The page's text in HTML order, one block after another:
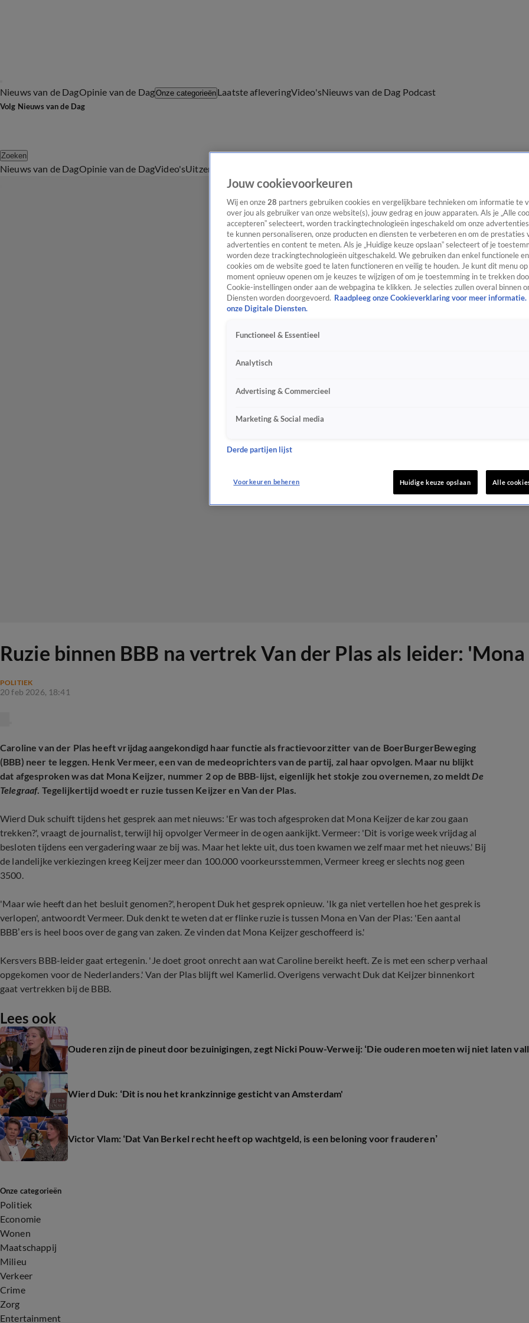
Nieuws van de DagOpinie van de DagOnze categorieën Laatste afleveringVideo'sNieuws van de Dag Podcast
Volg Nieuws van de Dag
Zoeken
Nieuws van de DagOpinie van de DagVideo'sUitzendingen
Ruzie binnen BBB na vertrek Van der Plas als leider:
POLITIEK
20 feb 2026, 18:41
Caroline van der Plas heeft vrijdag aangekondigd haar functie als fractievoorzitter van de BoerBurgerBeweging
(BBB) neer te leggen. Henk Vermeer, een van de medeoprichters van de partij, zal haar opvolgen. Maar nu blijkt
dat afgesproken was dat Mona Keijzer, nummer 2 op de BBB-lijst, eigenlijk het stokje zou overnemen, zo meldtDe
Telegraaf. Tegelijkertijd woedt er ruzie tussen Keijzer en Van der Plas.
Wierd Duk schuift tijdens het gesprek aan met nieuws: 'Er was toch afgesproken dat Mona Keijzer de kar zou gaan
trekken?', vraagt de journalist, terwijl hij opvolger Vermeer in de ogen aankijkt. Vermeer: 'Dit is vorige week vrijdag al
besloten tijdens een vergadering waar ze bij was. Maar het lekte uit, dus toen kwamen we zelf maar met het nieuws.' Bij
de landelijke verkiezingen kreeg Keijzer meer dan 100.000 voorkeursstemmen, Vermeer kreeg er slechts nog geen
3500.
'Maar wie heeft dan het besluit genomen?', heropent Duk het gesprek opnieuw. 'Ik ga niet vertellen hoe het gesprek is
verlopen', antwoordt Vermeer. Duk denkt te weten dat er flinke ruzie is tussen Mona en Van der Plas: 'Een aantal
BBB’ers is heel boos over de gang van zaken. Ze vinden dat Mona Keijzer geschoffeerd is.'
Kersvers BBB-leider gaat ertegenin. 'Je doet groot onrecht aan wat Caroline bereikt heeft. Ze is met een scherp verhaal
opgekomen voor de Nederlanders.' Van der Plas blijft wel Kamerlid. Overigens verwacht Duk dat Keijzer binnenkort
gaat vertrekken bij de BBB.
Lees ook
Ouderen zijn de pineut door bezuinigingen, zegt Nicki Pouw-Verweij: ‘Die ouderen moeten wij niet laten
Wierd Duk: ‘Dit is nou het krankzinnige gesticht van Amsterdam'
Victor Vlam: ‘Dat Van Berkel recht heeft op wachtgeld, is een beloning voor frauderen’
Onze categorieën
Politiek
Economie
Wonen
Maatschappij
Milieu
Verkeer
Crime
Zorg
Entertainment
Jouw cookievoorkeuren
Wij en onze 28 partners gebruiken cookies en vergelijkbare technieken om informatie te
over jou als gebruiker van onze website(s), jouw gedrag en jouw apparaten. Als je „Alle
accepteren” selecteert, worden trackingtechnologieën ingeschakeld om onze
te kunnen personaliseren, onze producten en diensten te verbeteren en om de prestaties
advertenties en content te meten. Als je „Huidige keuze opslaan” selecteert of je
worden deze trackingtechnologieën uitgeschakeld. We gebruiken dan enkel functionele
cookies om de website goed te laten functioneren en veilig te houden. Je kunt dit menu
moment opnieuw openen om je keuzes te wijzigen of om je toestemming in te trekken
Cookie-instellingen onder aan de webpagina te klikken. Je selecties zullen overal binnen
Diensten worden doorgevoerd. Raadpleeg onze Cookieverklaring voor meer informatie.
onze Digitale Diensten.
Functioneel & Essentieel
Analytisch
Advertising & Commercieel
Marketing & Social media
Derde partijen lijst
Voorkeuren beheren Huidige keuze opslaan Alle